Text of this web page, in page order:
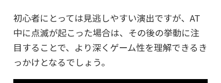
初心者にとっては見逃しやすい演出ですが、AT
中に点滅が起こった場合は、その後の挙動に注
目することで、より深くゲーム性を理解できるき
っかけとなるでしょう。